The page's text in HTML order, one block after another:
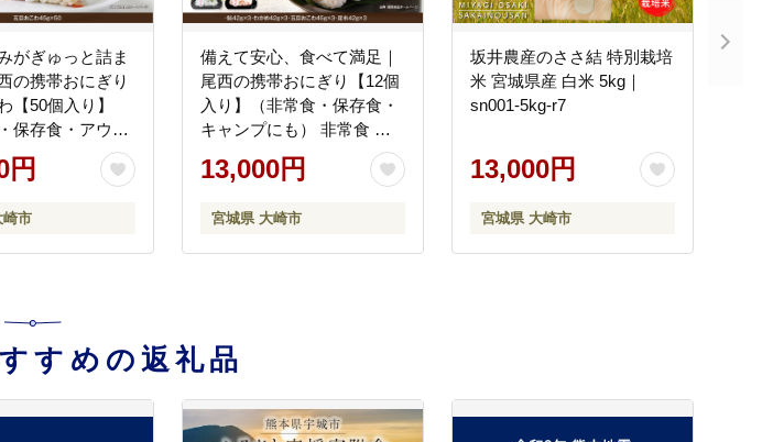
がぎゅっと詰ま
の携帯おにぎり
【50個入り】
保存食・アウト
非常食 保存食
防災 アルファ
プ アウトドア
と納税 非常食
円
崎市
備えて安心、食べて満足｜
尾西の携帯おにぎり【12個
入り】（非常食・保存食・
キャンプにも） 非常食 保
存食 防災グッズ 防災 アル
ファ米 長期保存 おにぎり
ドア 登山 ふるさと納税 非
常食 送料無料｜ko023-12s
13,000円
宮城県 大崎市
坂井農産のささ結 特別栽培
米 宮城県産 白米 5kg｜
sn001-5kg-r7
13,000円
宮城県 大崎市
すめの返礼品